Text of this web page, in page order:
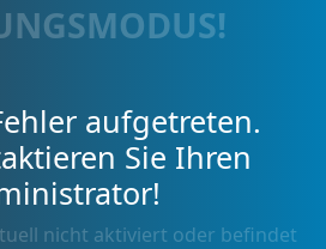
aufgetreten.
Sie Ihren
nicht aktiviert oder befindet